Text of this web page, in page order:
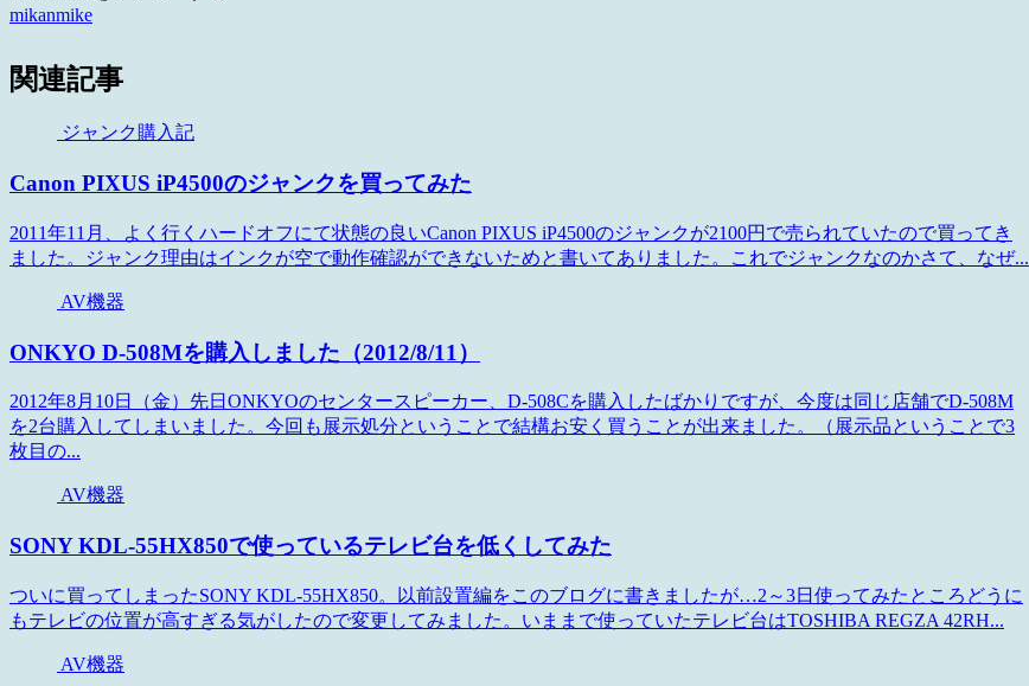
mikanmike
関連記事
ジャンク購入記
Canon PIXUS iP4500のジャンクを買ってみた
2011年11月、よく行くハードオフにて状態の良いCanon PIXUS iP4500のジャンクが2100円で売られていたので買ってき
ました。ジャンク理由はインクが空で動作確認ができないためと書いてありました。これでジャンクなのかさて、なぜ...
AV機器
ONKYO D-508Mを購入しました（2012/8/11）
2012年8月10日（金）先日ONKYOのセンタースピーカー、D-508Cを購入したばかりですが、今度は同じ店舗でD-508M
を2台購入してしまいました。今回も展示処分ということで結構お安く買うことが出来ました。（展示品ということで3
枚目の...
AV機器
SONY KDL-55HX850で使っているテレビ台を低くしてみた
ついに買ってしまったSONY KDL-55HX850。以前設置編をこのブログに書きましたが…2～3日使ってみたところどうに
もテレビの位置が高すぎる気がしたので変更してみました。いままで使っていたテレビ台はTOSHIBA REGZA 42RH...
AV機器